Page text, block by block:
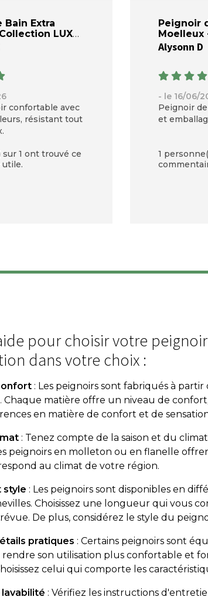
Bain Extra
LUXE
confortable avec
résistant tout
sur 1 ont trouvé ce
Peignoir
Moelleux
Alysonn D
- le 16/06/
Peignoir
et
1
pour choisir votre
dans votre choix :
: Les peignoirs sont fabriqués à
Chaque matière offre un niveau de
en matière de confort et de
: Tenez compte de la saison et du
peignoirs en molleton ou en flanelle
au climat de votre région.
style : Les peignoirs sont disponibles en
Choisissez une longueur qui vous
De plus, considérez le style du
pratiques : Certains peignoirs sont
son utilisation plus confortable et
celui qui comporte les
: Vérifiez les instructions